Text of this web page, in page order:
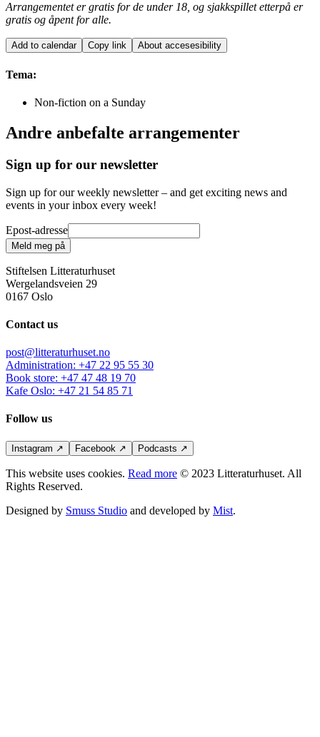
Arrangementet er gratis for de under 18, og sjakkspillet etterpå er
gratis og åpent for alle.
Add to calendar Copy link About accesesibility
Tema:
Non-fiction on a Sunday
Andre anbefalte arrangementer
Sign up for our newsletter
Sign up for our weekly newsletter – and get exciting news and
events in your inbox every week!
Epost-adresse
Meld meg på
Stiftelsen Litteraturhuset
Wergelandsveien 29
0167 Oslo
Contact us
post@litteraturhuset.no
Administration: +47 22 95 55 30
Book store: +47 47 48 19 70
Kafe Oslo: +47 21 54 85 71
Follow us
Instagram ↗ Facebook ↗ Podcasts ↗
This website uses cookies. Read more © 2023 Litteraturhuset. All
Rights Reserved.
Designed by Smuss Studio and developed by Mist.